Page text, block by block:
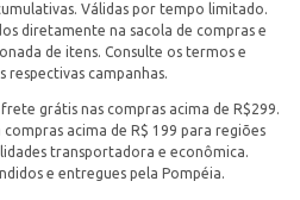
Válidas por tempo limitado.
diretamente na sacola de compras e
de itens. Consulte os termos e
respectivas campanhas.
frete grátis nas compras acima de R$299.
acima de R$ 199 para regiões
transportadora e econômica.
e entregues pela Pompéia.